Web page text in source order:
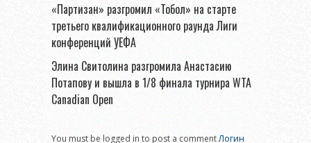
«Партизан» разгромил «Тобол» на старте
третьего квалификационного раунда Лиги
конференций УЕФА
Элина Свитолина разгромила Анастасию
Потапову и вышла в 1/8 финала турнира WTA
Canadian Open
You must be logged in to post a commentЛогин